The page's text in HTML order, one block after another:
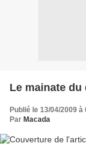
Le mainate du
Publié le 13/04/2009 à
Par Macada